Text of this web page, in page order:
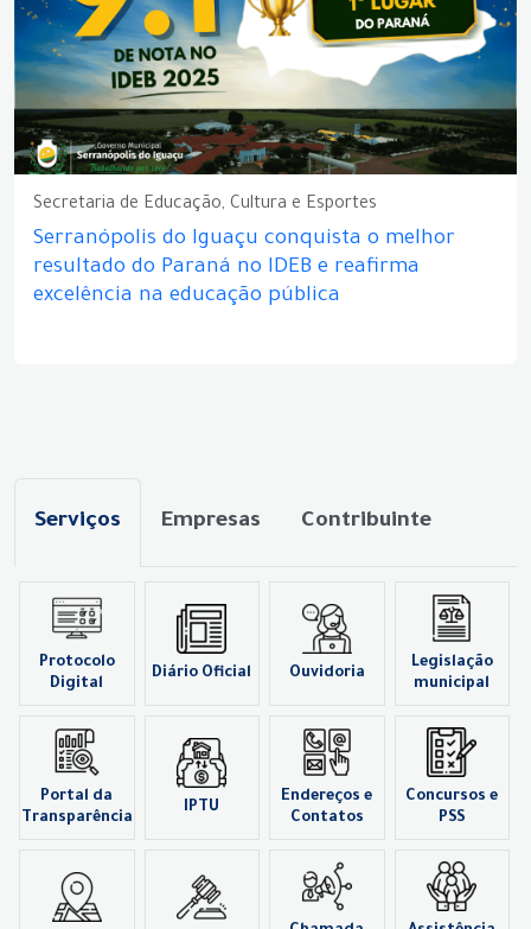
Secretaria de Educação, Cultura e Esportes
Serranópolis do Iguaçu conquista o melhor
resultado do Paraná no IDEB e reafirma
excelência na educação pública
Serviços Empresas Contribuinte
Protocolo
Digital
Diário Oficial Ouvidoria
Legislação
municipal
Portal da
Transparência
IPTU
Endereços e
Contatos
Concursos e
PSS